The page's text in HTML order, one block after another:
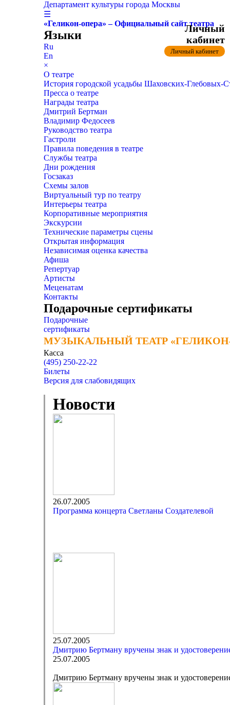
Департамент культуры города Москвы
☰
«Геликон-опера» – Официальный сайт театра
Языки
Ru
En
×
О театре
История городской усадьбы Шаховских-
Пресса о театре
Награды театра
Дмитрий Бертман
Владимир Федосеев
Руководство театра
Гастроли
Правила поведения в театре
Службы театра
Дни рождения
Госзаказ
Схемы залов
Виртуальный тур по театру
Интерьеры театра
Корпоративные мероприятия
Экскурсии
Технические параметры сцены
Открытая информация
Независимая оценка качества
Афиша
Репертуар
Артисты
Меценатам
Контакты
Подарочные сертификаты
Подарочные
сертификаты
МУЗЫКАЛЬНЫЙ ТЕАТР
МУЗЫКАЛЬНЫЙ ТЕАТР
Касса
(495) 250-22-22
Личный
кабинет
Личный кабинет
Билеты
Версия для слабовидящих
Новости
26.07.2005
Программа концерта Светланы Создателевой
25.07.2005
Дмитрию Бертману вручены знак и
25.07.2005
Дмитрию Бертману вручены знак и